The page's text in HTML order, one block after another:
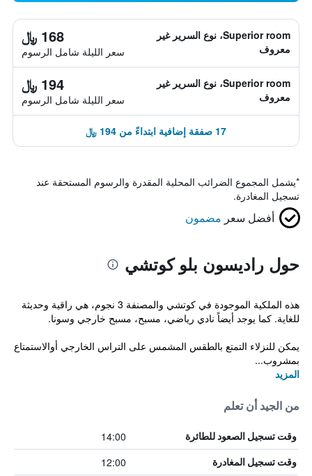
Superior room، نوع السرير غير
معروف
168 ﷼
سعر الليلة شامل الرسوم
Superior room، نوع السرير غير
معروف
194 ﷼
سعر الليلة شامل الرسوم
17 صفقة إضافية ابتداءً من 194 ﷼
*يشمل المجموع الضرائب المحلية المقدرة والرسوم المستحقة عند
تسجيل المغادرة.
أفضل سعر مضمون
حول راديسون بلو كوتشي
هذه الملكية الموجودة في كوتشي والمصنفة 3 نجوم، هي راقية وحديثة
للغاية. كما يوجد أيضاً نادي رياضي، مسبح، مسبح خارجي وسونا.
يمكن للنزلاء التمتع بالطقس المشمس على التراس الخارجي أوالاستمتاع
بمشروب...
المزيد
من الجيد أن تعلم
وقت تسجيل الصعود للطائرة 14:00
وقت تسجيل المغادرة 12:00